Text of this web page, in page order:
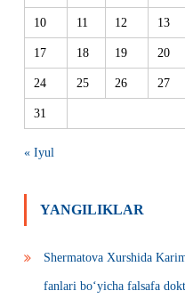
10 11 12 13
17 18 19 20
24 25 26 27
31
« Iyul
YANGILIKLAR
Shermatova Xurshida
fanlari bo‘yicha falsafa